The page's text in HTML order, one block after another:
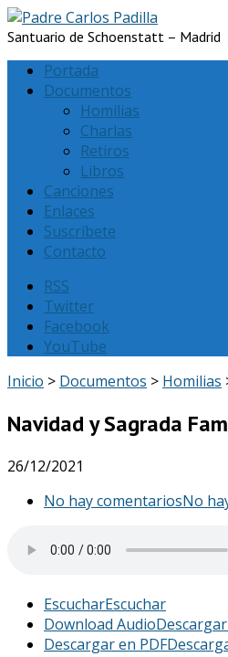
Santuario de Schoenstatt – Madrid
Portada
Documentos
Homilias
Charlas
Retiros
Libros
Canciones
Enlaces
Suscríbete
Contacto
RSS
Twitter
Facebook
YouTube
Inicio > Documentos > Homilias
Navidad y Sagrada
26/12/2021
No hay comentariosNo
EscucharEscuchar
Download Audio
Descargar en PDF